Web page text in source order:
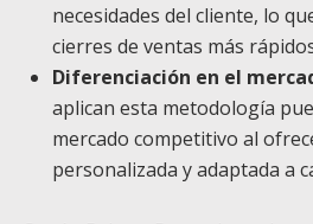
necesidades del cliente, lo
cierres de ventas más
Diferenciación en el
aplican esta metodología
mercado competitivo al
personalizada y adaptada a